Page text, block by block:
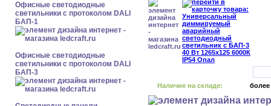
Офисные светодиодные
светильники с протоколом DALI
БАП-1
Офисные светодиодные
светильники с протоколом DALI
БАП-3
Наличие на складе: более